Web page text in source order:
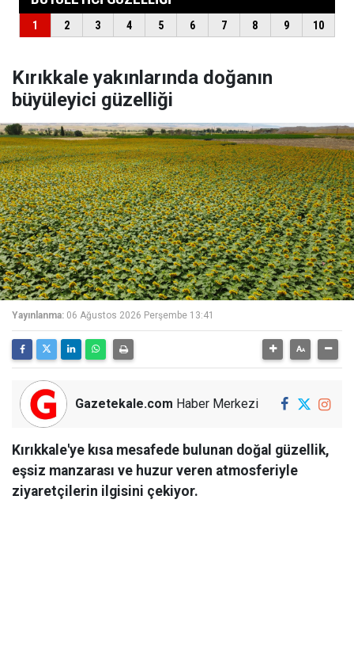
Kırıkkale yakınlarında doğanın
büyüleyici güzelliği
Yayınlanma: 06 Ağustos 2026 Perşembe 13:41
Gazetekale.com Haber Merkezi
Kırıkkale'ye kısa mesafede bulunan doğal güzellik,
eşsiz manzarası ve huzur veren atmosferiyle
ziyaretçilerin ilgisini çekiyor.